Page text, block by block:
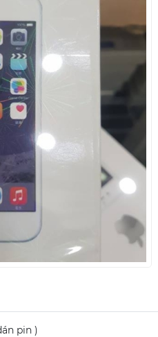
pin )